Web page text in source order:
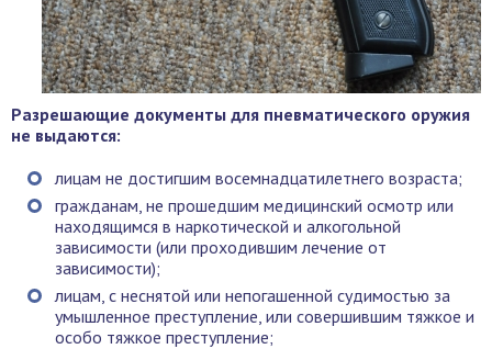
Разрешающие документы для пневматического оружия
не выдаются:
лицам не достигшим восемнадцатилетнего возраста;
гражданам, не прошедшим медицинский осмотр или
находящимся в наркотической и алкогольной
зависимости (или проходившим лечение от
зависимости);
лицам, с неснятой или непогашенной судимостью за
умышленное преступление, или совершившим тяжкое и
особо тяжкое преступление;